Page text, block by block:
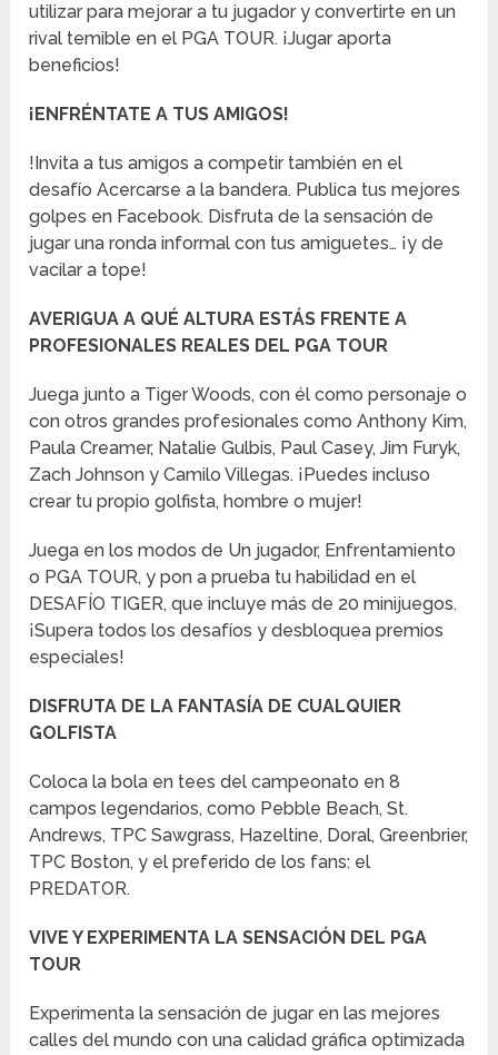
utilizar para mejorar a tu jugador y convertirte en un
rival temible en el PGA TOUR. ¡Jugar aporta
beneficios!
¡ENFRÉNTATE A TUS AMIGOS!
!Invita a tus amigos a competir también en el
desafío Acercarse a la bandera. Publica tus mejores
golpes en Facebook. Disfruta de la sensación de
jugar una ronda informal con tus amiguetes… ¡y de
vacilar a tope!
AVERIGUA A QUÉ ALTURA ESTÁS FRENTE A
PROFESIONALES REALES DEL PGA TOUR
Juega junto a Tiger Woods, con él como personaje o
con otros grandes profesionales como Anthony Kim,
Paula Creamer, Natalie Gulbis, Paul Casey, Jim Furyk,
Zach Johnson y Camilo Villegas. ¡Puedes incluso
crear tu propio golfista, hombre o mujer!
Juega en los modos de Un jugador, Enfrentamiento
o PGA TOUR, y pon a prueba tu habilidad en el
DESAFÍO TIGER, que incluye más de 20 minijuegos.
¡Supera todos los desafíos y desbloquea premios
especiales!
DISFRUTA DE LA FANTASÍA DE CUALQUIER
GOLFISTA
Coloca la bola en tees del campeonato en 8
campos legendarios, como Pebble Beach, St.
Andrews, TPC Sawgrass, Hazeltine, Doral, Greenbrier,
TPC Boston, y el preferido de los fans: el
PREDATOR.
VIVE Y EXPERIMENTA LA SENSACIÓN DEL PGA
TOUR
Experimenta la sensación de jugar en las mejores
calles del mundo con una calidad gráfica optimizada